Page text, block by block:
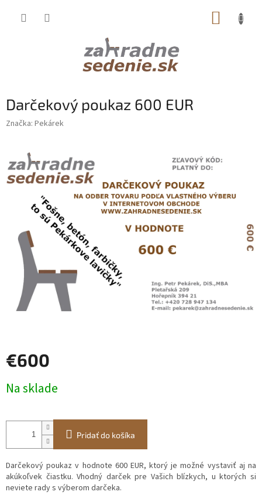
Darčekový poukaz 600 EUR
Značka: Pekárek
€600
cena:
Na sklade
Pridať do košíka
Darčekový poukaz v hodnote 600 EUR, ktorý je možné vystaviť aj na
akúkoľvek čiastku. Vhodný darček pre Vašich blízkych, u ktorých si
neviete rady s výberom darčeka.